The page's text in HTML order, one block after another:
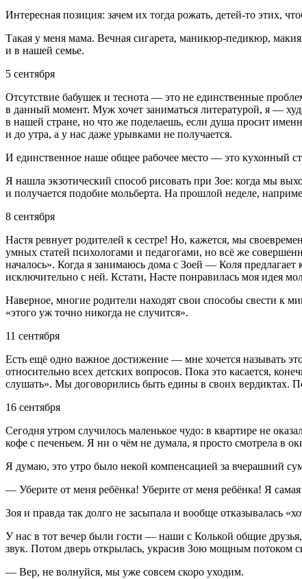
Интересная позиция: зачем их тогда рожать, детей-то этих,
Такая у меня мама. Вечная сигарета, маникюр-педикюр,
и в нашей семье.
5 сентября
Отсутствие бабушек и теснота — это не единственные
в данный момент. Муж хочет заниматься литературой, я —
в нашей стране, но что же поделаешь, если душа просит
и до утра, а у нас даже урывками не получается.
И единственное наше общее рабочее место — это кухонный
Я нашла экзотический способ рисовать при Зое: когда мы
и получается подобие мольберта. На прошлой неделе,
8 сентября
Настя ревнует родителей к сестре! Но, кажется, мы
умных статей психологами и педагогами, но всё же
началось». Когда я занимаюсь дома с Зоей — Коля
исключительно с ней. Кстати, Насте понравилась моя идея
Наверное, многие родители находят свои способы свести к
«этого уж точно никогда не случится».
11 сентября
Есть ещё одно важное достижение — мне хочется называть
относительно всех детских вопросов. Пока это касается,
слушать». Мы договорились быть едины в своих вердиктах.
16 сентября
Сегодня утром случилось маленькое чудо: в квартире не
кофе с печеньем. Я ни о чём не думала, я просто смотрела в
Я думаю, это утро было некой компенсацией за вчерашний
— Уберите от меня ребёнка! Уберите от меня ребёнка! Я
Зоя и правда так долго не засыпала и вообще отказывалась
У нас в тот вечер были гости — наши с Колькой общие
звук. Потом дверь открылась, украсив Зою мощным потоком
— Вер, не волнуйся, мы уже совсем скоро уходим.